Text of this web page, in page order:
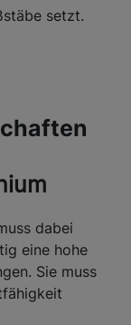
setzt.
dabei
eine hohe
Sie muss